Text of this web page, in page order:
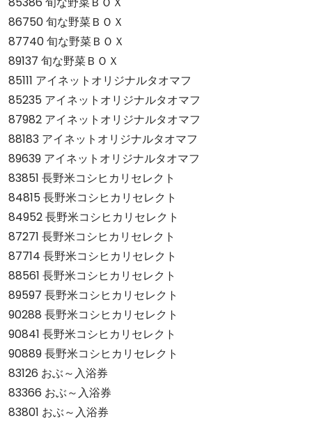
86750 旬な野菜ＢＯＸ
87740 旬な野菜ＢＯＸ
89137 旬な野菜ＢＯＸ
85111 アイネットオリジナルタオマフ
85235 アイネットオリジナルタオマフ
87982 アイネットオリジナルタオマフ
88183 アイネットオリジナルタオマフ
89639 アイネットオリジナルタオマフ
83851 長野米コシヒカリセレクト
84815 長野米コシヒカリセレクト
84952 長野米コシヒカリセレクト
87271 長野米コシヒカリセレクト
87714 長野米コシヒカリセレクト
88561 長野米コシヒカリセレクト
89597 長野米コシヒカリセレクト
90288 長野米コシヒカリセレクト
90841 長野米コシヒカリセレクト
90889 長野米コシヒカリセレクト
83126 おぶ～入浴券
83366 おぶ～入浴券
83801 おぶ～入浴券